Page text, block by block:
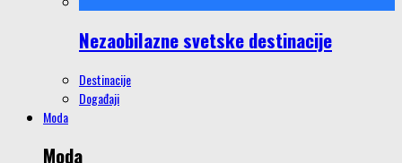
Nezaobilazne svetske destinacije
Destinacije
Događaji
Moda
Moda